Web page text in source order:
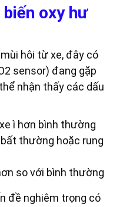
oxy hư
hôi từ xe, đây có
sensor) đang gặp
nhận thấy các dấu
ì hơn bình thường
thường hoặc rung
so với bình thường
đề nghiêm trọng có